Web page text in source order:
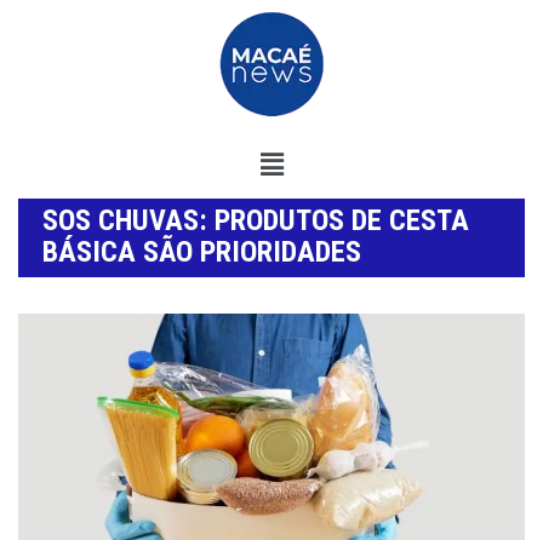
SOS CHUVAS: PRODUTOS DE CESTA
BÁSICA SÃO PRIORIDADES